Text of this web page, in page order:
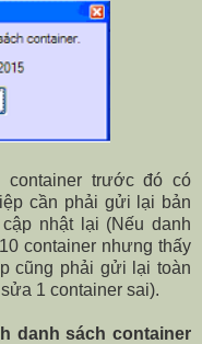
trước đó có
cần phải gửi lại bản
nhật lại (Nếu danh
container nhưng thấy
cũng phải gửi lại toàn
1 container sai).
danh sách container